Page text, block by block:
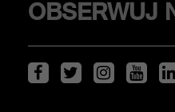
Serwis i akcesoria
OBSERWUJ